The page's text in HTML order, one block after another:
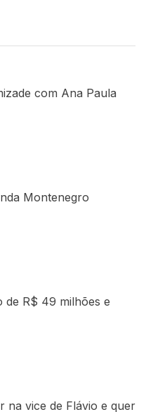
com Ana Paula
Montenegro
de R$ 49 milhões e
na vice de Flávio e quer